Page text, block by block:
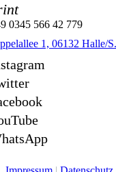
0345 566 42 779
1, 06132 Halle/S.